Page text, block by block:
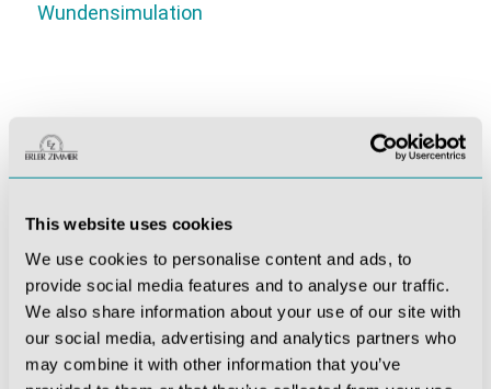
This website uses cookies
We use cookies to personalise content and ads, to
provide social media features and to analyse our traffic.
We also share information about your use of our site with
our social media, advertising and analytics partners who
may combine it with other information that you’ve
Wundensimulation
Medizinische Simulatoren -
Realitätsnahe
Entdecken Sie eine revolutionäre Ära in der medizinischen
Ausbildung mit unseren hochmodernen medizinischen
Simulatoren. Tauchen Sie ein in realistische und risikofreie